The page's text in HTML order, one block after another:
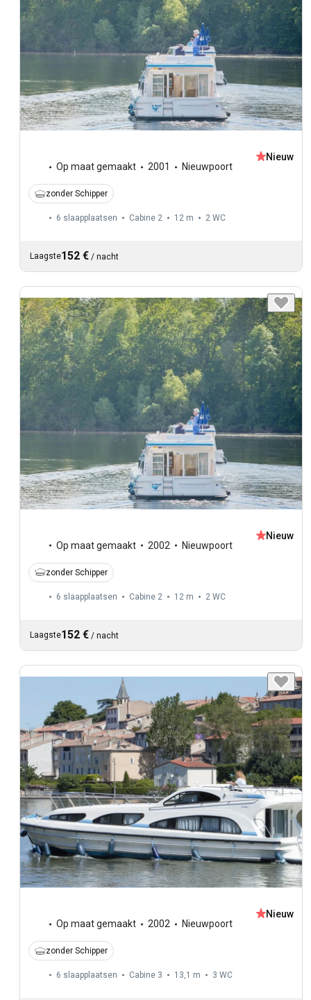
Op maat gemaakt 2001 Nieuwpoort
Nieuw
zonder Schipper
6 slaapplaatsen Cabine 2 12 m 2 WC
Laagste152 € / nacht
Op maat gemaakt 2002 Nieuwpoort
Nieuw
zonder Schipper
6 slaapplaatsen Cabine 2 12 m 2 WC
Laagste152 € / nacht
Op maat gemaakt 2002 Nieuwpoort
Nieuw
zonder Schipper
6 slaapplaatsen Cabine 3 13,1 m 3 WC